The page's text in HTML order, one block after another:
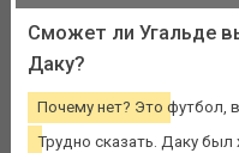
Сможет ли Угальде
Даку?
Почему нет? Это футбол,
Трудно сказать. Даку